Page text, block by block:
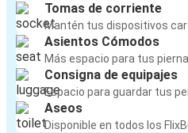
Tomas de corriente
Mantén tus dispositivos
Asientos Cómodos
Más espacio para tus
Consigna de equipajes
Espacio para guardar tus
Aseos
Disponible en todos los